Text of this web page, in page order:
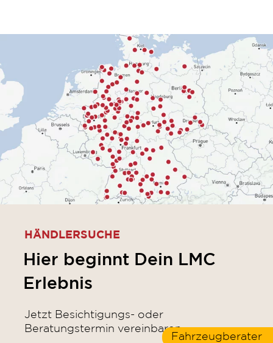
Fahrzeugberater
HÄNDLERSUCHE
Hier beginnt Dein LMC
Erlebnis
Jetzt Besichtigungs- oder
Beratungstermin vereinbaren.